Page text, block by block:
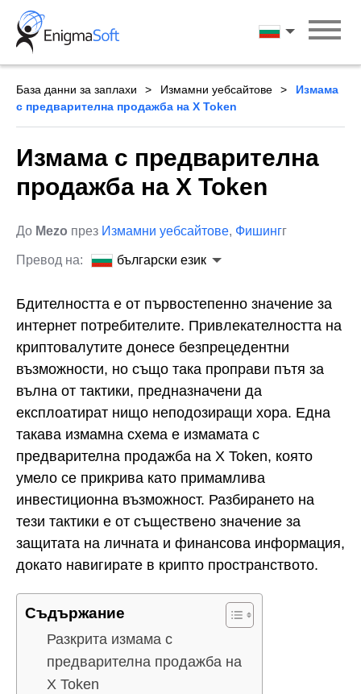
Skip
content
български
База данни за заплахи Измамни уебсайтове
Измама
с предварителна продажба на X Token
Измама с предварителна
продажба на X Token
До Mezo през Измамни уебсайтове, Фишингг
Превод на: български език
Бдителността е от първостепенно значение за
интернет потребителите. Привлекателността на
криптовалутите донесе безпрецедентни
възможности, но също така проправи пътя за
вълна от тактики, предназначени да
експлоатират нищо неподозиращи хора. Една
такава измамна схема е измамата с
предварителна продажба на X Token, която
умело се прикрива като примамлива
инвестиционна възможност. Разбирането на
тези тактики е от съществено значение за
защитата на личната и финансова информация,
докато навигирате в крипто пространството.
Съдържание
Разкрита измама с
предварителна продажба на
X Token